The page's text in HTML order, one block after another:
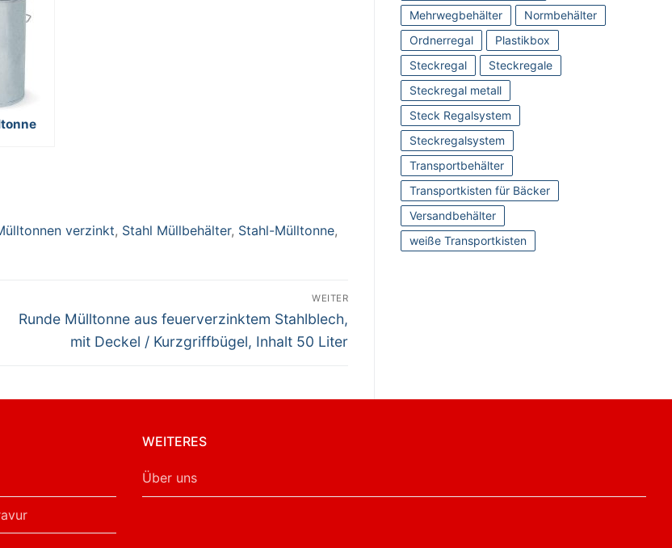
verzinkt, Stahl Müllbehälter, Stahl-Mülltonne,
WEITER
Nächster
Runde Mülltonne aus feuerverzinktem Stahlblech,
mit Deckel / Kurzgriffbügel, Inhalt 50 Liter
Mehrwegbehälter
Normbehälter
Ordnerregal
Plastikbox
Steckregal
Steckregale
Steckregal metall
Steck Regalsystem
Steckregalsystem
Transportbehälter
Transportkisten für Bäcker
Versandbehälter
weiße Transportkisten
WEITERES
Über uns